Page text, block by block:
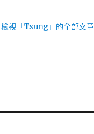
檢視「Tsung」的全部文章